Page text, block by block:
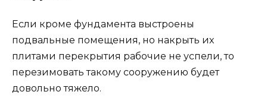
Если кроме фундамента выстроены
подвальные помещения, но накрыть их
плитами перекрытия рабочие не успели, то
перезимовать такому сооружению будет
довольно тяжело.